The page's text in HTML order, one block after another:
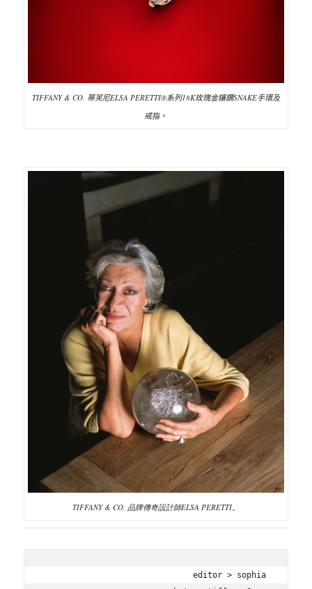
TIFFANY & CO. 蒂芙尼ELSA PERETTI®系列18K玫瑰金鑲鑽SNAKE手環及
戒指。
TIFFANY & CO. 品牌傳奇設計師ELSA PERETTI。
editor > sophia